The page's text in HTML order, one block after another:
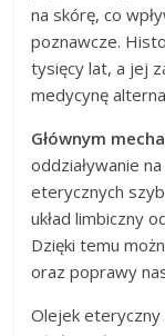
na skórę, co
poznawcze.
tysięcy lat, a jej
medycynę
Głównym
oddziaływanie
eterycznych
układ limbiczny
Dzięki temu
oraz poprawy
Olejek